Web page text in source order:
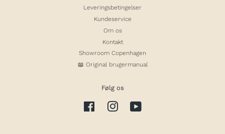
Leveringsbetingelser
Kundeservice
Om os
Kontakt
Showroom Copenhagen
📖 Original brugermanual
Følg os
Facebook Instagram